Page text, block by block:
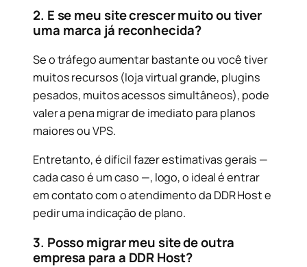
2. E se meu site crescer muito ou tiver
uma marca já reconhecida?
Se o tráfego aumentar bastante ou você tiver
muitos recursos (loja virtual grande, plugins
pesados, muitos acessos simultâneos), pode
valer a pena migrar de imediato para planos
maiores ou VPS.
Entretanto, é difícil fazer estimativas gerais —
cada caso é um caso —, logo, o ideal é entrar
em contato com o atendimento da DDR Host e
pedir uma indicação de plano.
3. Posso migrar meu site de outra
empresa para a DDR Host?